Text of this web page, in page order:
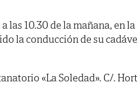
las 10.30 de la mañana, en
la conducción de su
«La Soledad». C/.